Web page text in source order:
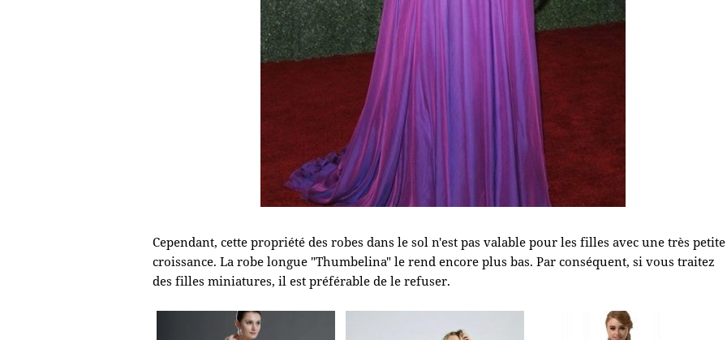
Cependant, cette propriété des robes dans le sol n'est pas valable pour les filles avec une très petite
croissance. La robe longue "Thumbelina" le rend encore plus bas. Par conséquent, si vous traitez
des filles miniatures, il est préférable de le refuser.